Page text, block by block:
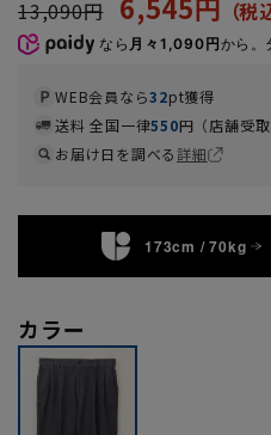
13,090円
なら 月々1,090円から。
WEB会員なら32pt獲得
送料 全国一律550円（店舗受
お届け日を調べる詳細
173cm / 70kg
カラー